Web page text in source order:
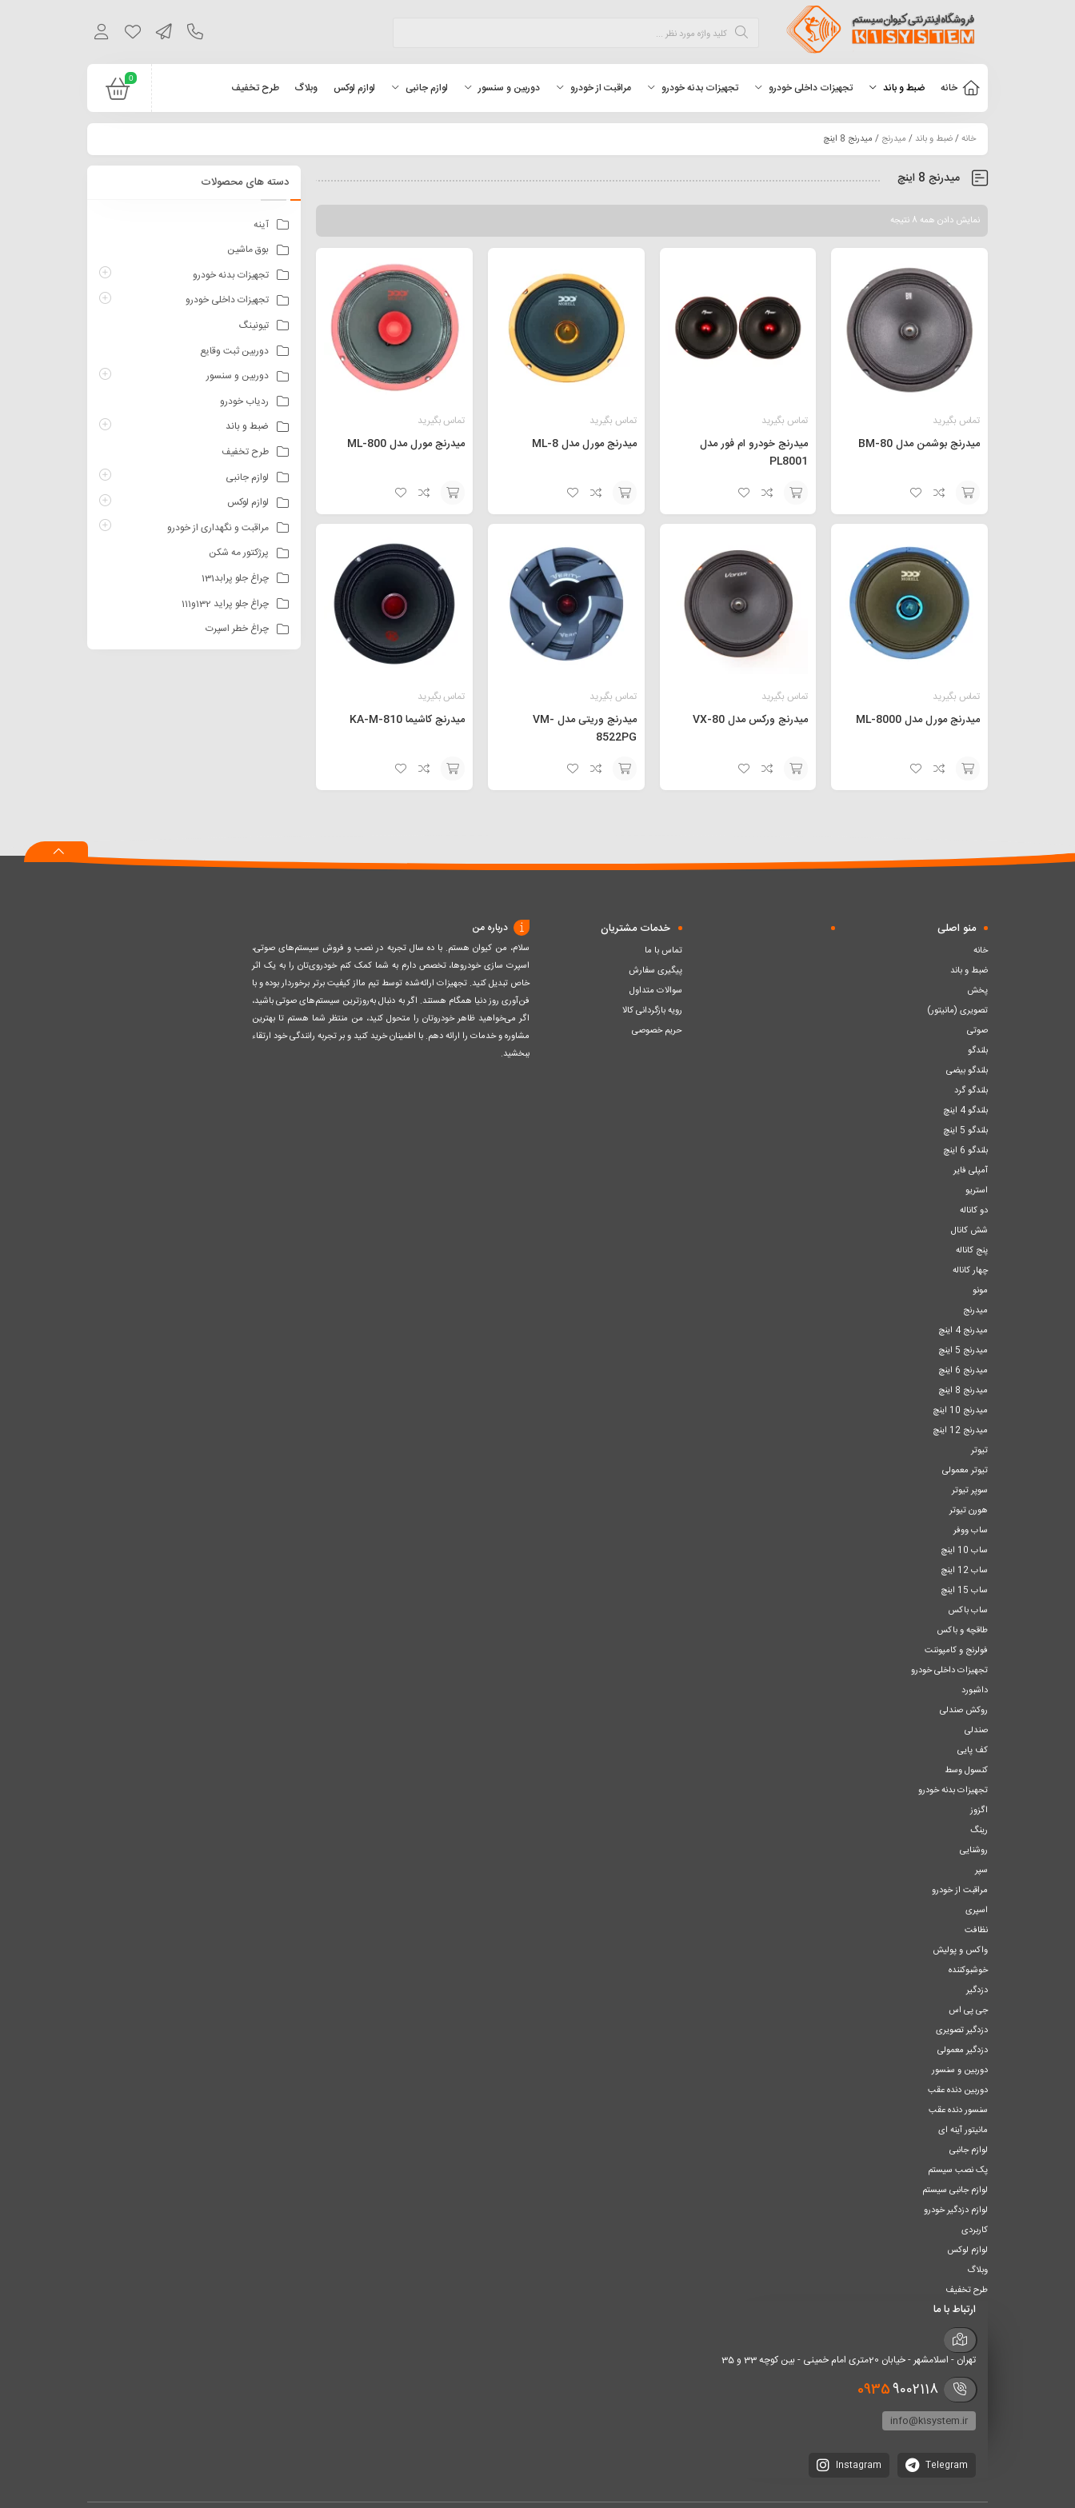
0
خانه ضبط و باند تجهیزات داخلی خودرو تجهیزات بدنه خودرو مراقبت از خودرو دوربین و سنسور لوازم جانبی لوازم لوکس وبلاگ طرح تخفیف
خانه/ضبط و باند / میدرنج / میدرنج 8 اینچ
میدرنج 8 اینچ
نمایش دادن همه 8 نتیجه
تماس بگیرید
میدرنج بوشمن مدل BM-80
افزودن
تماس بگیرید
میدرنج خودرو ام فور مدل
PL8001
افزودن
تماس بگیرید
میدرنج مورل مدل ML-8
افزودن
تماس بگیرید
میدرنج مورل مدل ML-800
افزودن
سبد
تماس بگیرید
میدرنج مورل مدل ML-8000
افزودن
تماس بگیرید
میدرنج ورکس مدل VX-80
افزودن
تماس بگیرید
میدرنج وریتی مدل VM-
8522PG
افزودن
تماس بگیرید
میدرنج کاشیما KA-M-810
افزودن
دسته های محصولات
آینه
بوق ماشین
تجهیزات بدنه خودرو
تجهیزات داخلی خودرو
تیونینگ
دوربین ثبت وقایع
دوربین و سنسور
ردیاب خودرو
ضبط و باند
طرح تخفیف
لوازم جانبی
لوازم لوکس
مراقبت و نگهداری از خودرو
پرژکتور مه شکن
چراغ جلو پرابد131
چراغ جلو پراید 132و111
چراغ خطر اسپرت
منو اصلی
خانه
ضبط و باند
پخش
تصویری (مانیتور)
صوتی
بلندگو
بلندگو بیضی
بلندگو گرد
بلندگو 4 اینچ
بلندگو 5 اینچ
بلندگو 6 اینچ
آمپلی فایر
استریو
دو کاناله
شش کانال
پنج کاناله
چهار کاناله
مونو
میدرنج
میدرنج 4 اینچ
میدرنج 5 اینچ
میدرنج 6 اینچ
میدرنج 8 اینچ
میدرنج 10 اینچ
میدرنج 12 اینچ
تیوتر
تیوتر معمولی
سوپر تیوتر
هورن تیوتر
ساب ووفر
ساب 10 اینچ
ساب 12 اینچ
ساب 15 اینچ
ساب باکس
طاقچه و باکس
فولرنج و کامپوننت
تجهیزات داخلی خودرو
داشبورد
روکش صندلی
صندلی
کف پایی
کنسول وسط
تجهیزات بدنه خودرو
اگزوز
رینگ
روشنایی
سپر
مراقبت از خودرو
اسپری
نظافت
واکس و پولیش
خوشبوکننده
دزدگیر
جی پی اس
دزدگیر تصویری
دزدگیر معمولی
دوربین و سنسور
دوربین دنده عقب
سنسور دنده عقب
مانیتور آینه ای
لوازم جانبی
پک نصب سیستم
لوازم جانبی سیستم
لوازم دزدگیر خودرو
کاربردی
لوازم لوکس
وبلاگ
طرح تخفیف
خدمات مشتریان
تماس با ما
پیگیری سفارش
سوالات متداول
رویه بازگردانی کالا
حریم خصوصی
درباره من
سلام، من کیوان هستم. با ده سال تجربه در نصب و فروش سیستم‌های صوتی،
اسپرت سازی خودروها، تخصص دارم به شما کمک کنم خودروی‌تان را به یک اثر
خاص تبدیل کنید. تجهیزات ارائه‌شده توسط تیم مااز کیفیت برتر برخوردار بوده و با
فن‌آوری روز دنیا همگام هستند. اگر به دنبال به‌روزترین سیستم‌های صوتی باشید،
اگر می‌خواهید ظاهر خودروتان را متحول کنید، من منتظر شما هستم تا بهترین
مشاوره و خدمات را ارائه دهم. با اطمینان خرید کنید و بر تجربه رانندگی خود ارتقاء
ببخشید.
ارتباط با ما
تهران - اسلامشهر - خیابان 20متری امام خمینی - بین کوچه 33 و 35
09359002118
info@k1system.ir
Telegram
Instagram